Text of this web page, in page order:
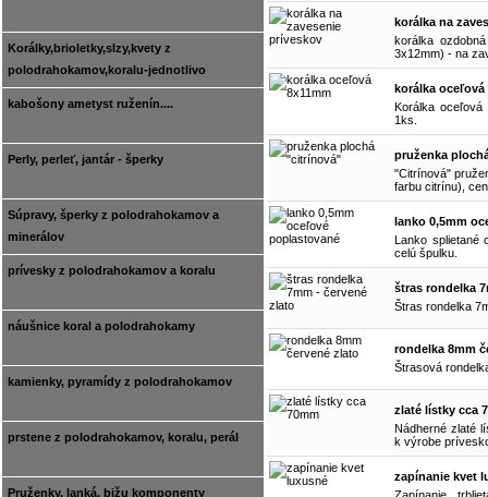
Korálky,brioletky,slzy,kvety z
polodrahokamov,koralu-jednotlivo
kabošony ametyst ruženín....
Perly, perleť, jantár - šperky
Súpravy, šperky z polodrahokamov a
minerálov
prívesky z polodrahokamov a koralu
náušnice koral a polodrahokamy
kamienky, pyramídy z polodrahokamov
prstene z polodrahokamov, koralu, perál
Pruženky, lanká, bižu komponenty
korálka na
korálka
3x12mm) - na
korálka oceľová
Korálka
1ks.
pruženka
"Citrínová"
farbu citrínu),
lanko 0,5mm
Lanko splietané
celú špulku.
štras rondelka
Štras rondelka
rondelka 8mm
Štrasová
zlaté lístky cca
Nádherné zlaté
k výrobe
zapínanie kvet